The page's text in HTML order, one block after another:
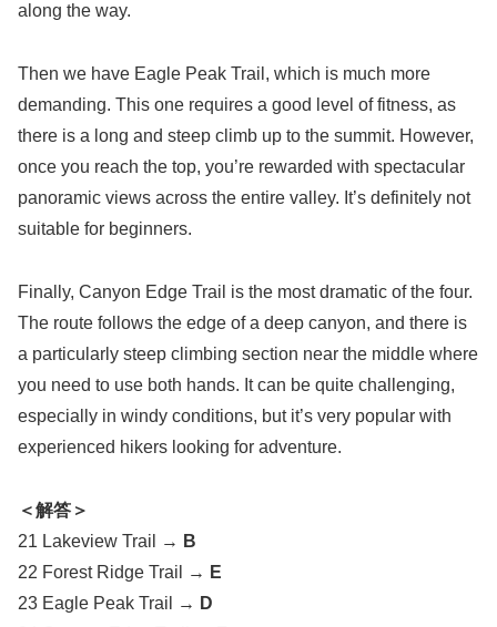
along the way.
Then we have Eagle Peak Trail, which is much more
demanding. This one requires a good level of fitness, as
there is a long and steep climb up to the summit. However,
once you reach the top, you’re rewarded with spectacular
panoramic views across the entire valley. It’s definitely not
suitable for beginners.
Finally, Canyon Edge Trail is the most dramatic of the four.
The route follows the edge of a deep canyon, and there is
a particularly steep climbing section near the middle where
you need to use both hands. It can be quite challenging,
especially in windy conditions, but it’s very popular with
experienced hikers looking for adventure.
＜解答＞
21 Lakeview Trail → B
22 Forest Ridge Trail → E
23 Eagle Peak Trail → D